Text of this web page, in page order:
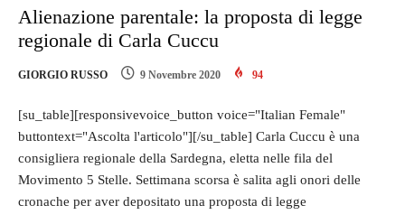
Alienazione parentale: la proposta di legge
regionale di Carla Cuccu
GIORGIO RUSSO 9 Novembre 2020 94
[su_table][responsivevoice_button voice="Italian Female"
buttontext="Ascolta l'articolo"][/su_table] Carla Cuccu è una
consigliera regionale della Sardegna, eletta nelle fila del
Movimento 5 Stelle. Settimana scorsa è salita agli onori delle
cronache per aver depositato una proposta di legge